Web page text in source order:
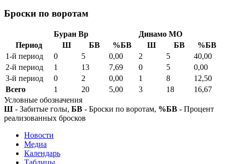
Броски по воротам
Буран Вр
Динамо МО
Период
Ш БВ %БВ Ш БВ
%БВ
1-й период
0 5 0,00 2 5
40,00
2-й период
1 13 7,69 0 5
0,00
3-й период
0 2 0,00 1 8
12,50
Всего
1 20 5,00 3 18
16,67
Условные обозначения
Ш - Забитые голы, БВ - Броски по воротам, %БВ - Процент
реализованных бросков
Новости
Медиа
Календарь